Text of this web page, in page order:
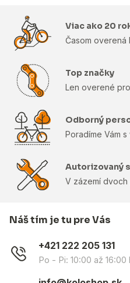
Viac ako 20
Časom overená
Top značky
Len overené
Odborný
Poradíme Vám
Autorizovaný
V zázemí dvoch
Náš tím je tu pre Vás
+421 222 205 131
Po - Pi: 10:00 až 16:00